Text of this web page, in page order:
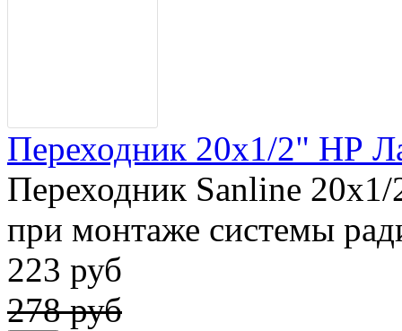
Переходник 20x1/2" НР
Переходник Sanline
при монтаже системы
223 руб
278 руб